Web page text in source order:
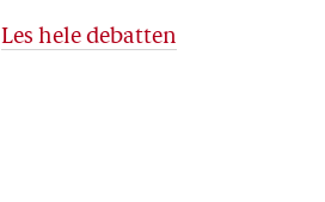
Les hele debatten